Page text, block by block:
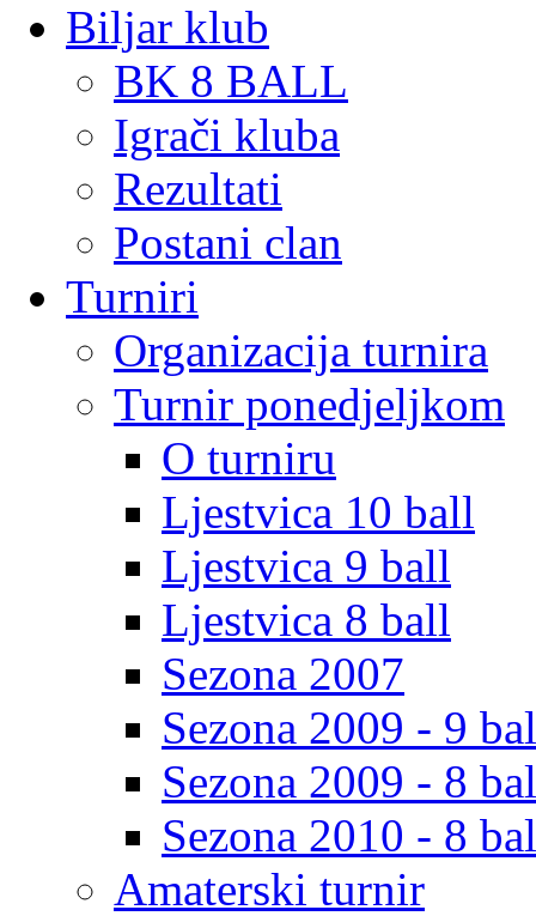
Biljar klub
BK 8 BALL
Igrači kluba
Rezultati
Postani clan
Turniri
Organizacija turnira
Turnir ponedjeljkom
O turniru
Ljestvica 10 ball
Ljestvica 9 ball
Ljestvica 8 ball
Sezona 2007
Sezona 2009 - 9
Sezona 2009 - 8
Sezona 2010 - 8
Amaterski turnir